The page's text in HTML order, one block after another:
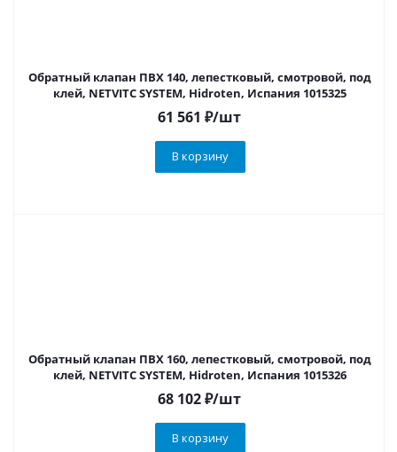
Обратный клапан ПВХ 140, лепестковый, смотровой, под
клей, NETVITC SYSTEM, Hidroten, Испания 1015325
61 561 ₽/шт
В корзину
Обратный клапан ПВХ 160, лепестковый, смотровой, под
клей, NETVITC SYSTEM, Hidroten, Испания 1015326
68 102₽/шт
В корзину